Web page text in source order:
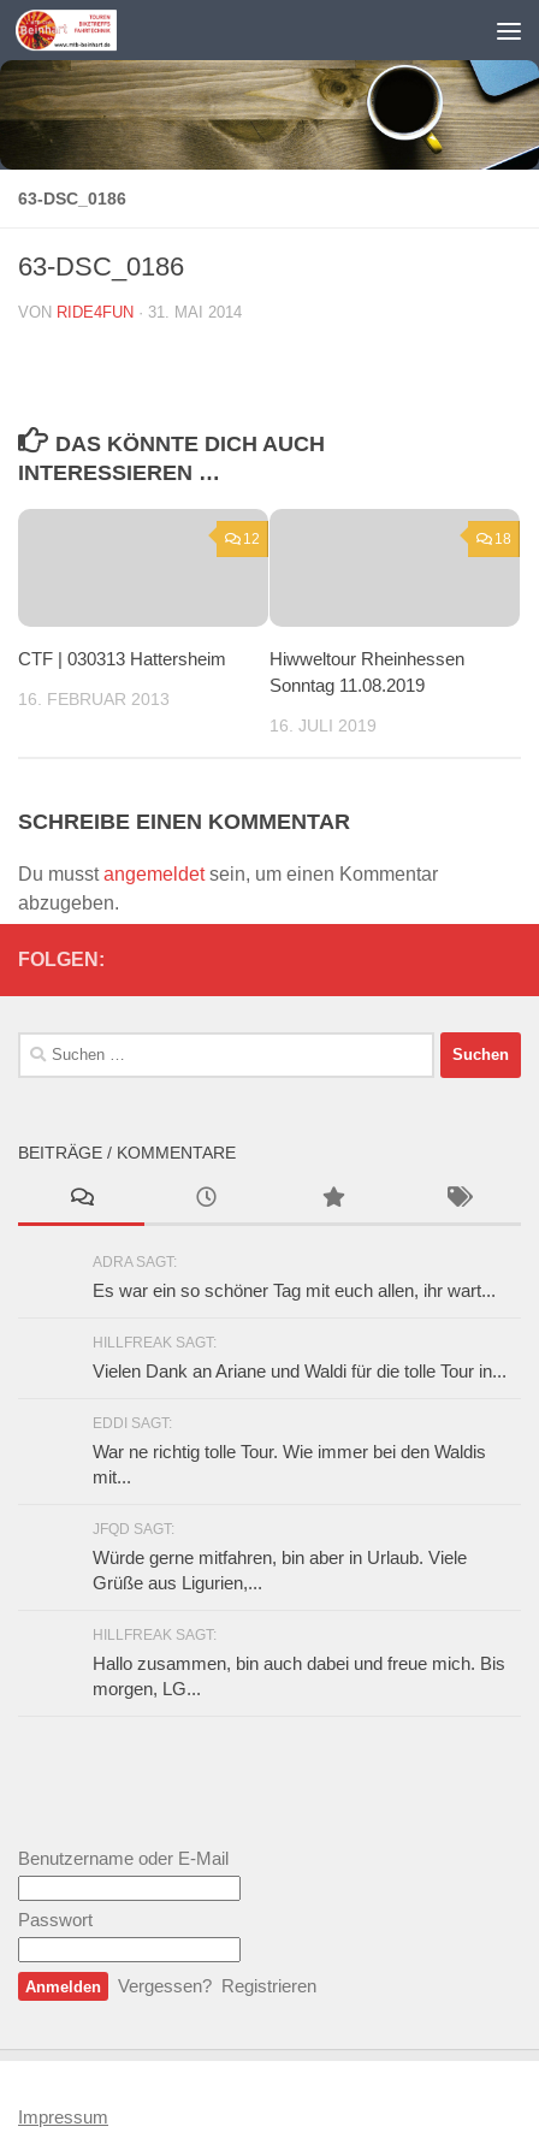
Zum Inhalt springen
63-DSC_0186
63-DSC_0186
VON RIDE4FUN · 31. MAI 2014
DAS KÖNNTE DICH AUCH
INTERESSIEREN …
12
CTF | 030313 Hattersheim
16. FEBRUAR 2013
18
Hiwweltour Rheinhessen
Sonntag 11.08.2019
16. JULI 2019
SCHREIBE EINEN KOMMENTAR
Du musstangemeldetsein, um einen Kommentar
abzugeben.
FOLGEN:
Suchen
nach:
BEITRÄGE / KOMMENTARE
ADRA SAGT:
Es war ein so schöner Tag mit euch allen, ihr wart...
HILLFREAK SAGT:
Vielen Dank an Ariane und Waldi für die tolle Tour in...
EDDI SAGT:
War ne richtig tolle Tour. Wie immer bei den Waldis
mit...
JFQD SAGT:
Würde gerne mitfahren, bin aber in Urlaub. Viele
Grüße aus Ligurien,...
HILLFREAK SAGT:
Hallo zusammen, bin auch dabei und freue mich. Bis
morgen, LG...
Benutzername oder E-Mail
Passwort
Vergessen? Registrieren
Impressum